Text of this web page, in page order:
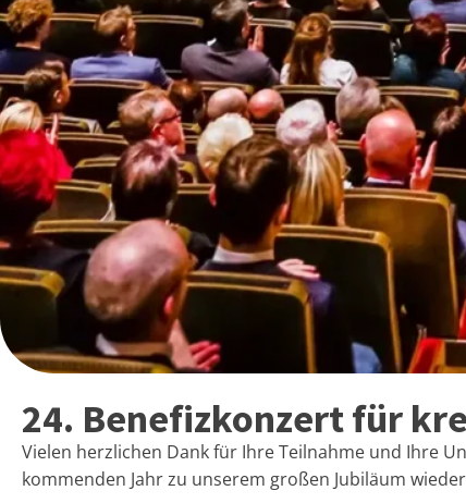
24. Benefizkonzert für
Vielen herzlichen Dank für Ihre Teilnahme und Ihre
kommenden Jahr zu unserem großen Jubiläum